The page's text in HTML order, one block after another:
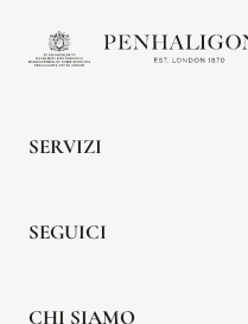
SERVIZI
SEGUICI
CHI SIAMO